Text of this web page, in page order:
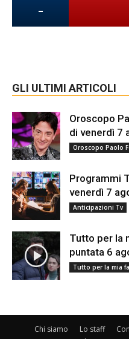
-
GLI ULTIMI ARTICOLI
Oroscopo
di venerdì 7
Oroscopo Paolo
Programmi
venerdì 7
Anticipazioni Tv
Tutto per la
puntata 6
Tutto per la mia
Chi siamo Lo staff